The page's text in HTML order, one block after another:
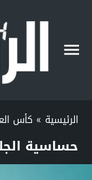
الرئيسية » كأس
حساسية